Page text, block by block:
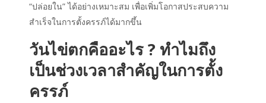
“ปล่อยใน” ได้อย่างเหมาะสม เพื่อเพิ่มโอกาสประสบความ
สำเร็จในการตั้งครรภ์ได้มากขึ้น
วันไข่ตกคืออะไร ? ทำไมถึง
เป็นช่วงเวลาสำคัญในการตั้ง
ครรภ์